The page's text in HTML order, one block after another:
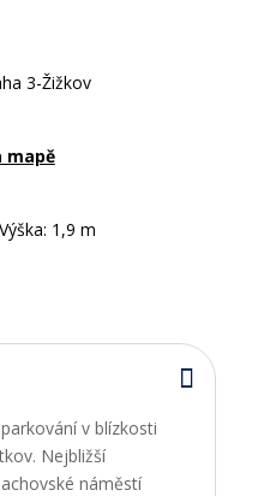
3-Žižkov
mapě
1,9 m
v blízkosti
Nejbližší
náměstí